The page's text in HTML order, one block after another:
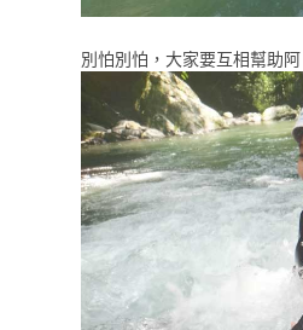
別怕別怕，大家要互相幫助阿